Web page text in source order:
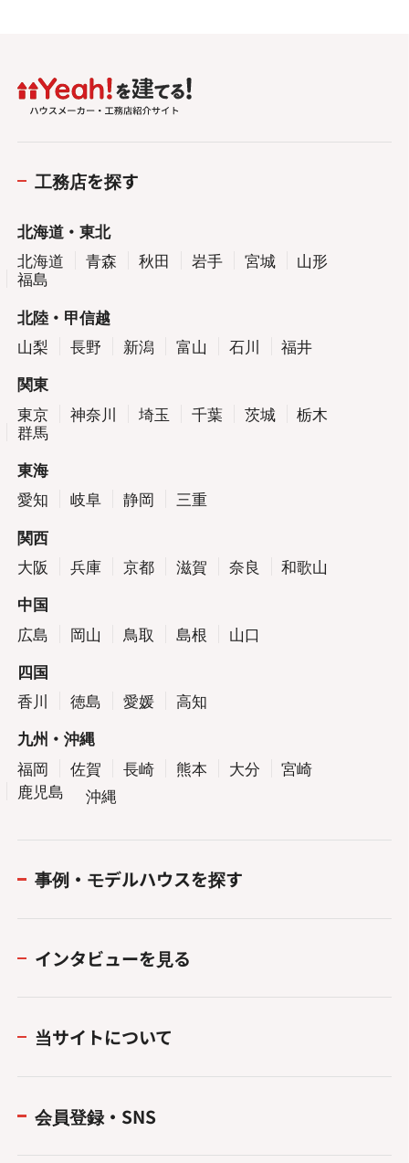
工務店を探す
北海道・東北
北海道
青森 秋田 岩手 宮城
山形
福島
北陸・甲信越
山梨
長野 新潟 富山 石川
福井
関東
東京
神奈川 埼玉 千葉 茨城
栃木
群馬
東海
愛知
岐阜 静岡
三重
関西
大阪
兵庫 京都 滋賀 奈良
和歌山
中国
広島
岡山 鳥取 島根
山口
四国
香川
徳島 愛媛
高知
九州・沖縄
福岡
佐賀 長崎 熊本 大分
宮崎
鹿児島
沖縄
事例・モデルハウスを探す
インタビューを見る
当サイトについて
会員登録・SNS